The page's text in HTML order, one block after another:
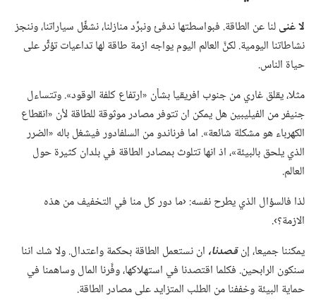
لا غنىلنا عن الطاقة.‏ فبواسطتها ندفئ ونبرِّد منازلنا،‏ نشغِّل سياراتنا،‏ وننجز
نشاطاتنا اليومية.‏ لكنَّ العالم اليوم يواجه ازمة طاقة لها تداعيات تؤثِّر على
حياة الناس.‏
مثلا،‏ يقلق غاري من جنوب افريقيا بشأن «ارتفاع كلفة الوقود».‏ وتتساءل
جنيفر من الفيليبين هل يمكن ان تتوفر مصادر موثوقة للطاقة لأن «انقطاع
الكهرباء هو مشكلة شائعة».‏ اما فرناندو من السلفادور فيشغل باله «الضرر
الذي يلحق بالبيئة»،‏ اذ انها تتلوث بمصادر الطاقة في بلدان كثيرة حول
العالم.‏
لذا فالسؤال الذي يطرح نفسه:‏ ‹ما دور كل منا في التخفيف من هذه
الازمة؟‏›.‏
يمكننا جميعا،‏ إنقصدنا،‏ ان نستعمل الطاقة بحكمة واعتدال.‏ ولا شك اننا
سنكون الرابحين.‏ فكلما اقتصدنا في استهلاكها،‏ وفَّرنا المال وساهمنا في
حماية البيئة وخففنا من الطلب المتزايد على مصادر الطاقة.‏